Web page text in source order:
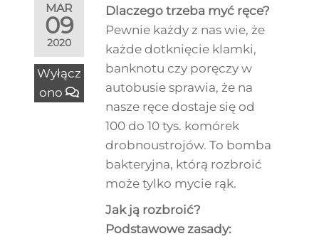
MAR
09
2020
Wyłącz
ono
Dlaczego trzeba myć ręce?
Pewnie każdy z nas wie, że
każde dotknięcie klamki,
banknotu czy poręczy w
autobusie sprawia, że na
nasze ręce dostaje się od
100 do 10 tys. komórek
drobnoustrojów. To bomba
bakteryjna, którą rozbroić
może tylko mycie rąk.
Jak ją rozbroić?
Podstawowe zasady: